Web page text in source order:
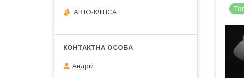
АВТО-КЛІПСА
Андрій